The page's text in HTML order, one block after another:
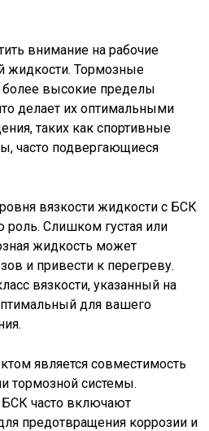
внимание на рабочие
жидкости. Тормозные
высокие пределы
делает их оптимальными
таких как спортивные
часто подвергающиеся
вязкости жидкости с БСК
роль. Слишком густая или
жидкость может
и привести к перегреву.
вязкости, указанный на
для вашего
является совместимость
тормозной системы.
часто включают
предотвращения коррозии и